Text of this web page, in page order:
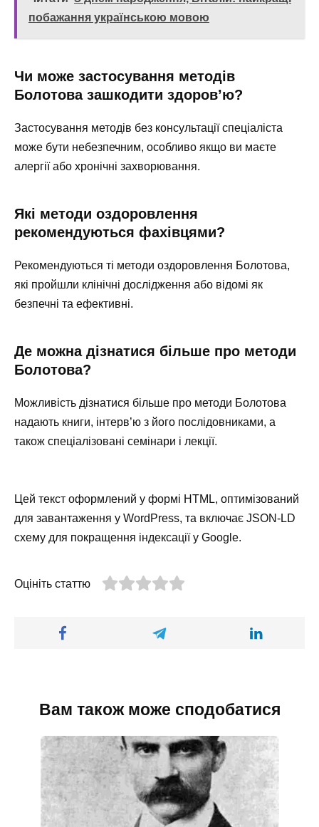
побажання українською мовою
Чи може застосування методів
Болотова зашкодити здоров’ю?
Застосування методів без консультації спеціаліста
може бути небезпечним, особливо якщо ви маєте
алергії або хронічні захворювання.
Які методи оздоровлення
рекомендуються фахівцями?
Рекомендуються ті методи оздоровлення Болотова,
які пройшли клінічні дослідження або відомі як
безпечні та ефективні.
Де можна дізнатися більше про методи
Болотова?
Можливість дізнатися більше про методи Болотова
надають книги, інтерв’ю з його послідовниками, а
також спеціалізовані семінари і лекції.
Цей текст оформлений у формі HTML, оптимізований
для завантаження у WordPress, та включає JSON-LD
схему для покращення індексації у Google.
Оцініть статтю
Вам також може сподобатися